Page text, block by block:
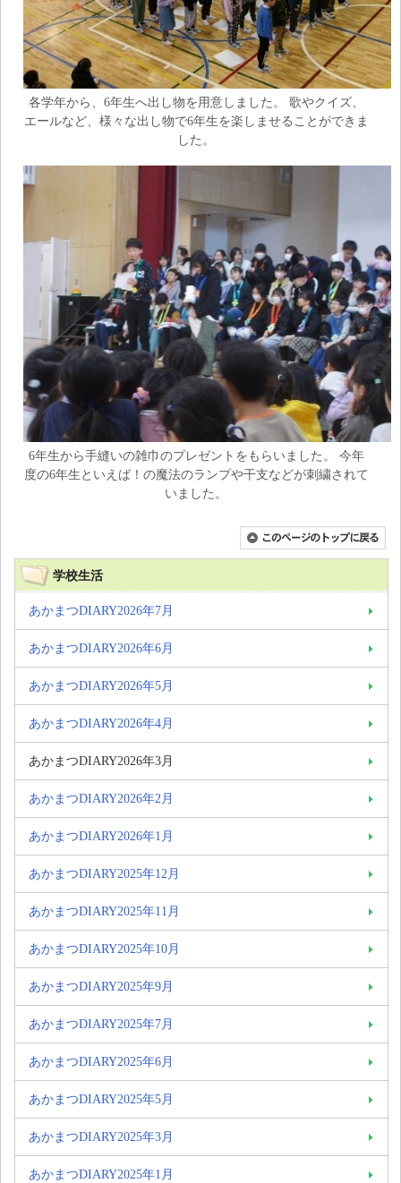
各学年から、6年生へ出し物を用意しました。 歌やクイズ、
エールなど、様々な出し物で6年生を楽しませることができま
した。
6年生から手縫いの雑巾のプレゼントをもらいました。 今年
度の6年生といえば！の魔法のランプや干支などが刺繍されて
いました。
学校生活
あかまつDIARY2026年7月
あかまつDIARY2026年6月
あかまつDIARY2026年5月
あかまつDIARY2026年4月
あかまつDIARY2026年3月
あかまつDIARY2026年2月
あかまつDIARY2026年1月
あかまつDIARY2025年12月
あかまつDIARY2025年11月
あかまつDIARY2025年10月
あかまつDIARY2025年9月
あかまつDIARY2025年7月
あかまつDIARY2025年6月
あかまつDIARY2025年5月
あかまつDIARY2025年3月
あかまつDIARY2025年1月